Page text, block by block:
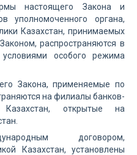
настоящего Закона и
уполномоченного органа,
Казахстан, принимаемых
распространяются в
особого режима
Закона, применяемые по
на филиалы банков-
Казахстан, открытые на
договором,
Казахстан, установлены